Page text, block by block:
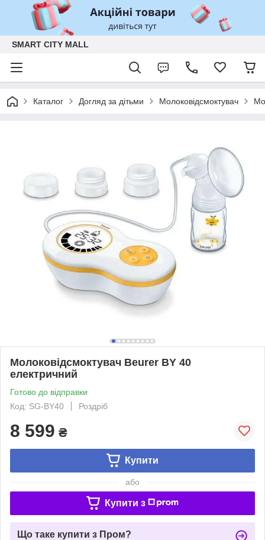
SMART CITY MALL
Каталог Догляд за дітьми Молоковідсмоктувач
Молоковідсмоктувач Beurer BY 40
електричний
Готово до відправки
Код: SG-BY40
Роздріб
8 599 ₴
Купити
або
Купити з
Що таке купити з Пром?